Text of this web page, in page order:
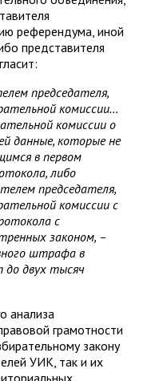
референдума, иной
представителя
председателя,
комиссии…
комиссии о
данные, которые не
в первом
либо
председателя,
комиссии с
с
законом, –
штрафа в
до двух тысяч
анализа
грамотности
закону
УИК, так и их